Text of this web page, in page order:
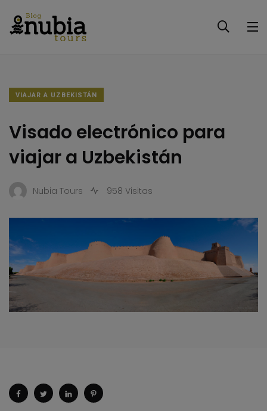
VIAJAR A UZBEKISTÁN
Visado electrónico para
viajar a Uzbekistán
Nubia Tours 958 Visitas